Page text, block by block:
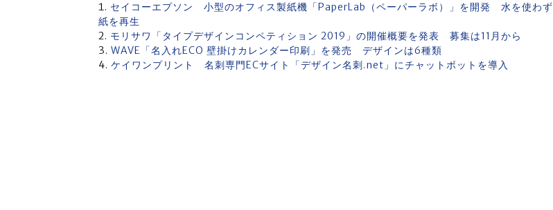
セイコーエプソン 小型のオフィス製紙機「PaperLab（ペーパーラボ）」を開発 水を使わず
紙を再生
モリサワ「タイプデザインコンペティション 2019」の開催概要を発表 募集は11月から
WAVE「名入れECO 壁掛けカレンダー印刷」を発売 デザインは6種類
ケイワンプリント 名刺専門ECサイト「デザイン名刺.net」にチャットボットを導入